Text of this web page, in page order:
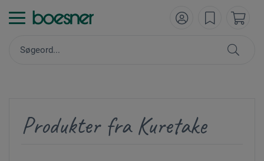
Produkter fra Kuretake